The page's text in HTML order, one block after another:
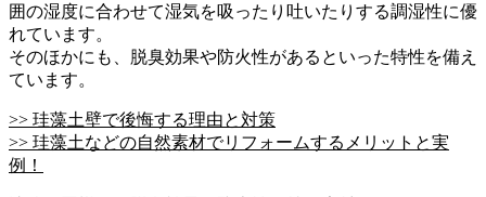
囲の湿度に合わせて湿気を吸ったり吐いたりする調湿性に優
れています。
そのほかにも、脱臭効果や防火性があるといった特性を備え
ています。
>> 珪藻土壁で後悔する理由と対策
>> 珪藻土などの自然素材でリフォームするメリットと実
例！